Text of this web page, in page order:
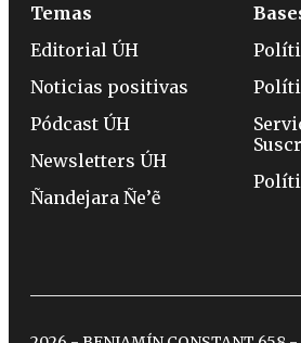
Temas
Editorial ÚH
Noticias positivas
Pódcast ÚH
Newsletters ÚH
Ñandejara Ñe’ẽ